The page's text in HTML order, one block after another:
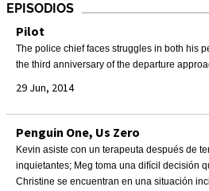
EPISODIOS
Pilot
The police chief faces struggles in both his
the third anniversary of the departure
29 Jun, 2014
Penguin One, Us Zero
Kevin asiste con un terapeuta después de
inquietantes; Meg toma una difícil decisión
Christine se encuentran en una situación